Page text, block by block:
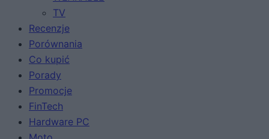
TV
Recenzje
Porównania
Co kupić
Porady
Promocje
FinTech
Hardware PC